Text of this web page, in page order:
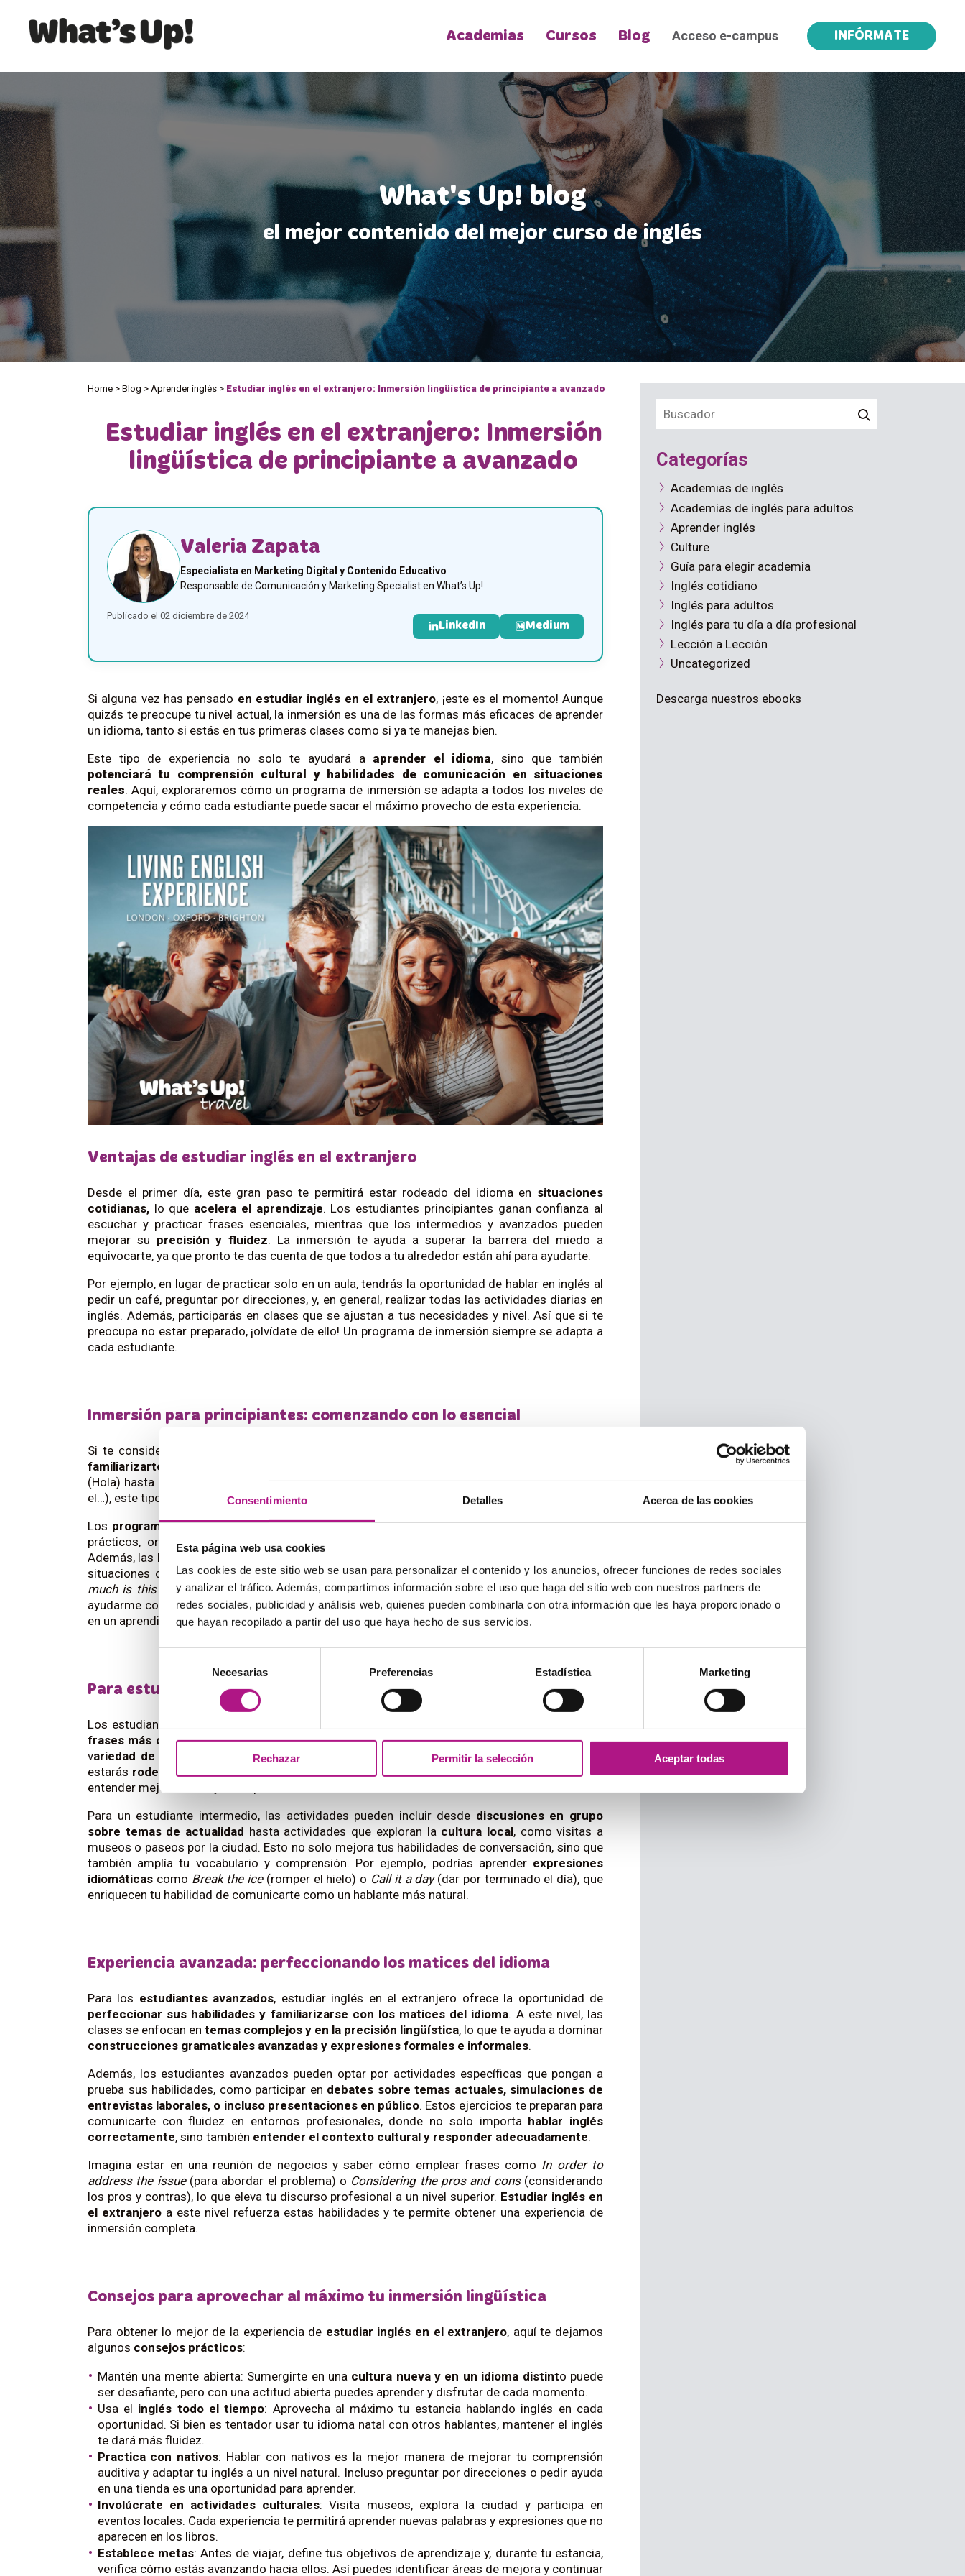
Consentimiento Detalles Acerca de las cookies
Esta página web usa cookies
Las cookies de este sitio web se usan para personalizar el contenido y los anuncios, ofrecer funciones de redes sociales
y analizar el tráfico. Además, compartimos información sobre el uso que haga del sitio web con nuestros partners de
redes sociales, publicidad y análisis web, quienes pueden combinarla con otra información que les haya proporcionado o
que hayan recopilado a partir del uso que haya hecho de sus servicios.
consentimiento
Necesarias Preferencias Estadística Marketing
Rechazar Permitir la selección Aceptar todas
Academias Cursos Blog Acceso e-campus INFÓRMATE
What's Up! blog
el mejor contenido del mejor curso de inglés
Home > Blog > Aprender inglés > Estudiar inglés en el extranjero: Inmersión lingüística de principiante a avanzado
Estudiar inglés en el extranjero: Inmersión
lingüística de principiante a avanzado
Valeria Zapata
Especialista en Marketing Digital y Contenido Educativo
Responsable de Comunicación y Marketing Specialist en What’s Up!
Publicado el 02 diciembre de 2024
LinkedIn Medium
Si alguna vez has pensado en estudiar inglés en el extranjero, ¡este es el momento! Aunque
quizás te preocupe tu nivel actual, la inmersión es una de las formas más eficaces de aprender
un idioma, tanto si estás en tus primeras clases como si ya te manejas bien.
Este tipo de experiencia no solo te ayudará a aprender el idioma, sino que también
potenciará tu comprensión cultural y habilidades de comunicación en situaciones
reales. Aquí, exploraremos cómo un programa de inmersión se adapta a todos los niveles de
competencia y cómo cada estudiante puede sacar el máximo provecho de esta experiencia.
Ventajas de estudiar inglés en el extranjero
Desde el primer día, este gran paso te permitirá estar rodeado del idioma en situaciones
cotidianas, lo que acelera el aprendizaje. Los estudiantes principiantes ganan confianza al
escuchar y practicar frases esenciales, mientras que los intermedios y avanzados pueden
mejorar su precisión y fluidez. La inmersión te ayuda a superar la barrera del miedo a
equivocarte, ya que pronto te das cuenta de que todos a tu alrededor están ahí para ayudarte.
Por ejemplo, en lugar de practicar solo en un aula, tendrás la oportunidad de hablar en inglés al
pedir un café, preguntar por direcciones, y, en general, realizar todas las actividades diarias en
inglés. Además, participarás en clases que se ajustan a tus necesidades y nivel. Así que si te
preocupa no estar preparado, ¡olvídate de ello! Un programa de inmersión siempre se adapta a
cada estudiante.
Inmersión para principiantes: comenzando con lo esencial
Si te consideras un
familiarizarte rápidamente con frases y vocabulario clave
(Hola) hasta aprender a pedir direcciones conExcuse me, where is the…(Perdón, ¿dónde está
el…), este tipo de inmersión ayuda a fortalecer tu confianza en el uso del idioma.
Los programas para principiantessuelen comenzar con ejercicios de interacción simples y
prácticos, orientados a ayudarte a romper la barrera del idioma en un entorno cómodo.
Además, las lecciones se combinan con
situaciones cotidianas. Por ejemplo, puedes salir de compras y practicar frases comoHow
much is this?
(¿Cuánto cuesta esto?) o pedir ayuda conCould you help me with…(¿Podrías
ayudarme con…). Con estas primeras experiencias, estudiar inglés en el extranjero se convierte
en un aprendizaje emocionante y progresivo.
Para estudiantes intermedios: construyendo fluidez y confianza
Los estudiantes en un
frases más complejas. Estudiar inglés en el extranjero en este nivel significa exponerte a una
variedad de acentos y formas de hablar
que no podrías experimentar en un aula. Además,
estarás rodeado de personas que usan el idiomaen un contextonativo, lo que te ayudará a
entender mejor el tono y las expresiones informales.
Para un estudiante intermedio, las actividades pueden incluir desde discusiones en grupo
sobre temas de actualidad hasta actividades que exploran la cultura local, como visitas a
museos o paseos por la ciudad. Esto no solo mejora tus habilidades de conversación, sino que
también amplía tu vocabulario y comprensión. Por ejemplo, podrías aprender expresiones
idiomáticas como Break the ice(romper el hielo) o Call it a day(dar por terminado el día), que
enriquecen tu habilidad de comunicarte como un hablante más natural.
Experiencia avanzada: perfeccionando los matices del idioma
Para los estudiantes avanzados, estudiar inglés en el extranjero ofrece la oportunidad de
perfeccionar sus habilidades y familiarizarse con los matices del idioma. A este nivel, las
clases se enfocan en temas complejos y en la precisión lingüística, lo que te ayuda a dominar
construcciones gramaticales avanzadas y expresiones formales e informales.
Además, los estudiantes avanzados pueden optar por actividades específicas que pongan a
prueba sus habilidades, como participar en debates sobre temas actuales, simulaciones de
entrevistas laborales, o incluso presentaciones en público. Estos ejercicios te preparan para
comunicarte con fluidez en entornos profesionales, donde no solo importa hablar inglés
correctamente, sino también entender el contexto cultural y responder adecuadamente.
Imagina estar en una reunión de negocios y saber cómo emplear frases como In order to
address the issue(para abordar el problema) o Considering the pros and cons(considerando
los pros y contras), lo que eleva tu discurso profesional a un nivel superior. Estudiar inglés en
el extranjeroa este nivel refuerza estas habilidades y te permite obtener una experiencia de
inmersión completa.
Consejos para aprovechar al máximo tu inmersión lingüística
Para obtener lo mejor de la experiencia de estudiar inglés en el extranjero, aquí te dejamos
algunos consejos prácticos:
Mantén una mente abierta: Sumergirte en una cultura nueva y en un idioma distinto puede
ser desafiante, pero con una actitud abierta puedes aprender y disfrutar de cada momento.
Usa el inglés todo el tiempo: Aprovecha al máximo tu estancia hablando inglés en cada
oportunidad. Si bien es tentador usar tu idioma natal con otros hablantes, mantener el inglés
te dará más fluidez.
Practica con nativos: Hablar con nativos es la mejor manera de mejorar tu comprensión
auditiva y adaptar tu inglés a un nivel natural. Incluso preguntar por direcciones o pedir ayuda
en una tienda es una oportunidad para aprender.
Involúcrate en actividades culturales: Visita museos, explora la ciudad y participa en
eventos locales. Cada experiencia te permitirá aprender nuevas palabras y expresiones que no
aparecen en los libros.
Establece metas: Antes de viajar, define tus objetivos de aprendizaje y, durante tu estancia,
verifica cómo estás avanzando hacia ellos. Así puedes identificar áreas de mejora y continuar
Categorías
Academias de inglés
Academias de inglés para adultos
Aprender inglés
Culture
Guía para elegir academia
Inglés cotidiano
Inglés para adultos
Inglés para tu día a día profesional
Lección a Lección
Uncategorized
Descarga nuestros ebooks